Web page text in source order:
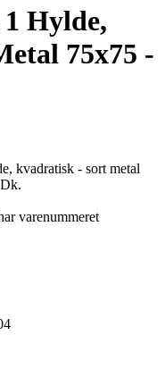
Hylde,
75x75 -
kvadratisk - sort metal
varenummeret